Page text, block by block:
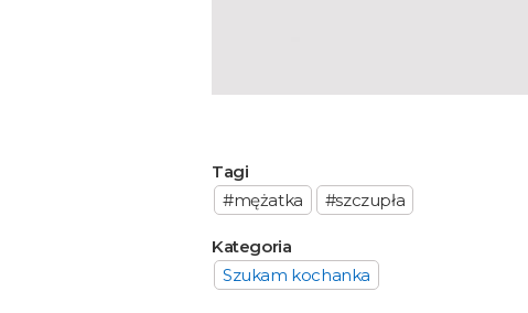
Tagi
#mężatka
#szczupła
Kategoria
Szukam kochanka